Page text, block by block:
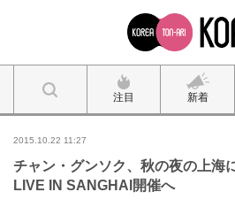
注目 新着
2015.10.22 11:27
チャン・グンソク、秋の夜の上海
LIVE IN SANGHAI開催へ